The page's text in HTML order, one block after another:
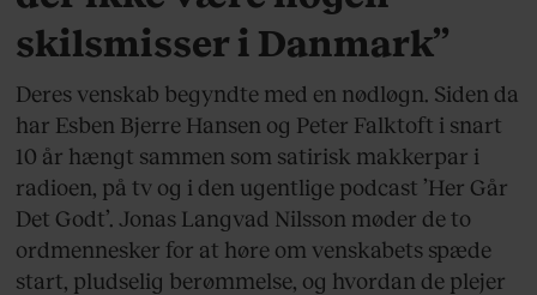
skilsmisser i Danmark”
Deres venskab begyndte med en nødløgn. Siden da
har Esben Bjerre Hansen og Peter Falktoft i snart
10 år hængt sammen som satirisk makkerpar i
radioen, på tv og i den ugentlige podcast ’Her Går
Det Godt’. Jonas Langvad Nilsson møder de to
ordmennesker for at høre om venskabets spæde
start, pludselig berømmelse, og hvordan de plejer